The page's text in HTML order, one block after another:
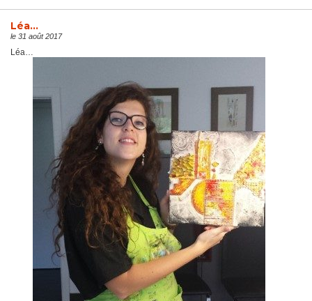
Léa…
le 31 août 2017
Léa…